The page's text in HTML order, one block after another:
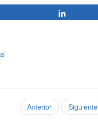
Anterior Siguiente